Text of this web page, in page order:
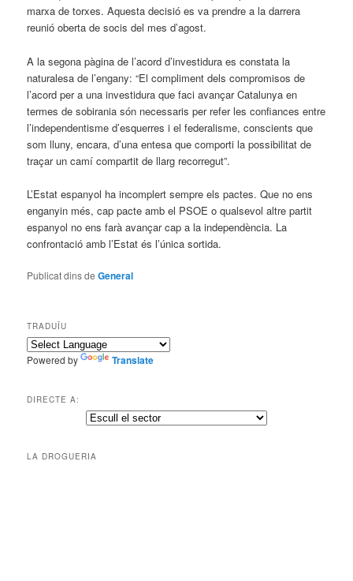
marxa de torxes. Aquesta decisió es va prendre a la darrera
reunió oberta de socis del mes d’agost.
A la segona pàgina de l’acord d’investidura es constata la
naturalesa de l’engany: “El compliment dels compromisos de
l’acord per a una investidura que faci avançar Catalunya en
termes de sobirania són necessaris per refer les confiances entre
l’independentisme d’esquerres i el federalisme, conscients que
som lluny, encara, d’una entesa que comporti la possibilitat de
traçar un camí compartit de llarg recorregut”.
L’Estat espanyol ha incomplert sempre els pactes. Que no ens
enganyin més, cap pacte amb el PSOE o qualsevol altre partit
espanyol no ens farà avançar cap a la independència. La
confrontació amb l’Estat és l’única sortida.
Publicat dins de General
TRADUÏU
Powered by Translate
DIRECTE A:
LA DROGUERIA